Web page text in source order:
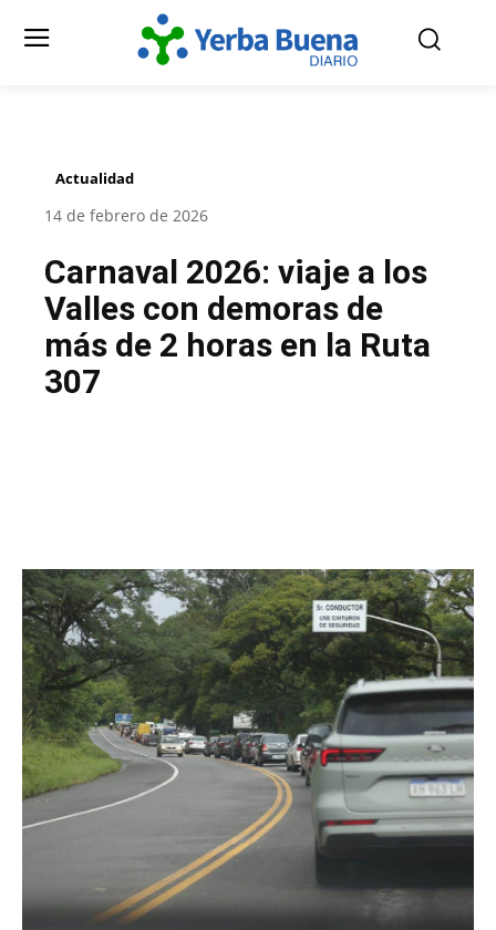
Actualidad
14 de febrero de 2026
Carnaval 2026: viaje a los
Valles con demoras de
más de 2 horas en la Ruta
307